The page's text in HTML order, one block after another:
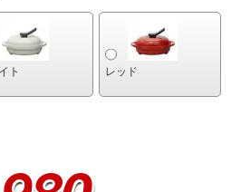
をあけたり、切れ目を入れてください。
ト レッド